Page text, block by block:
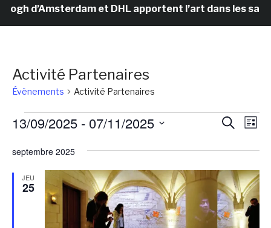
d’Amsterdam et DHL apportent l’art dans les salles
Activité Partenaires
Évènements Activité Partenaires
Évènements
de
vues
Liste
13/09/2025 - 07/11/2025
une
date.
septembre 2025
JEU
25